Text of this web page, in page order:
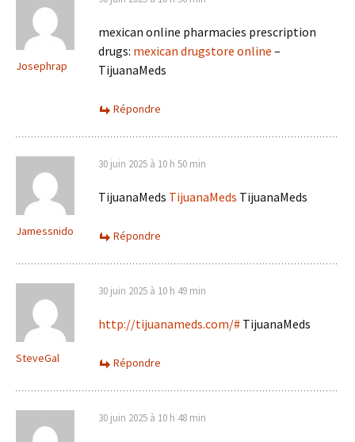
Josephrap
mexican online pharmacies prescription
drugs: mexican drugstore online –
TijuanaMeds
Répondre
Jamessnido
30 juin 2025 à 10 h 50 min
TijuanaMeds TijuanaMeds TijuanaMeds
Répondre
SteveGal
30 juin 2025 à 10 h 49 min
http://tijuanameds.com/# TijuanaMeds
Répondre
30 juin 2025 à 10 h 48 min